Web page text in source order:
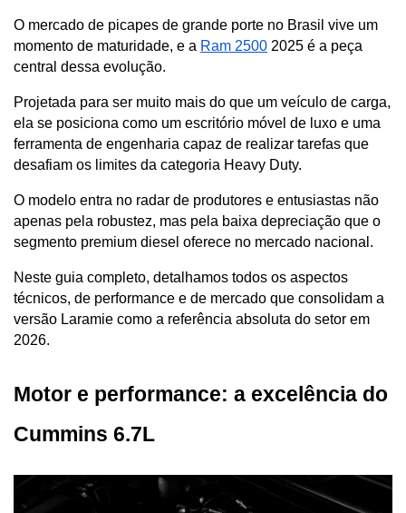
O mercado de picapes de grande porte no Brasil vive um
momento de maturidade, e a Ram 2500 2025 é a peça
central dessa evolução.
Projetada para ser muito mais do que um veículo de carga,
ela se posiciona como um escritório móvel de luxo e uma
ferramenta de engenharia capaz de realizar tarefas que
desafiam os limites da categoria Heavy Duty.
O modelo entra no radar de produtores e entusiastas não
apenas pela robustez, mas pela baixa depreciação que o
segmento premium diesel oferece no mercado nacional.
Neste guia completo, detalhamos todos os aspectos
técnicos, de performance e de mercado que consolidam a
versão Laramie como a referência absoluta do setor em
2026.
Motor e performance: a excelência do
Cummins 6.7L